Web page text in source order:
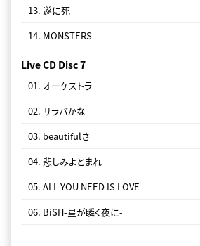
13. 遂に死
14. MONSTERS
Live CD Disc 7
01. オーケストラ
02. サラバかな
03. beautifulさ
04. 悲しみよとまれ
05. ALL YOU NEED IS LOVE
06. BiSH-星が瞬く夜に-